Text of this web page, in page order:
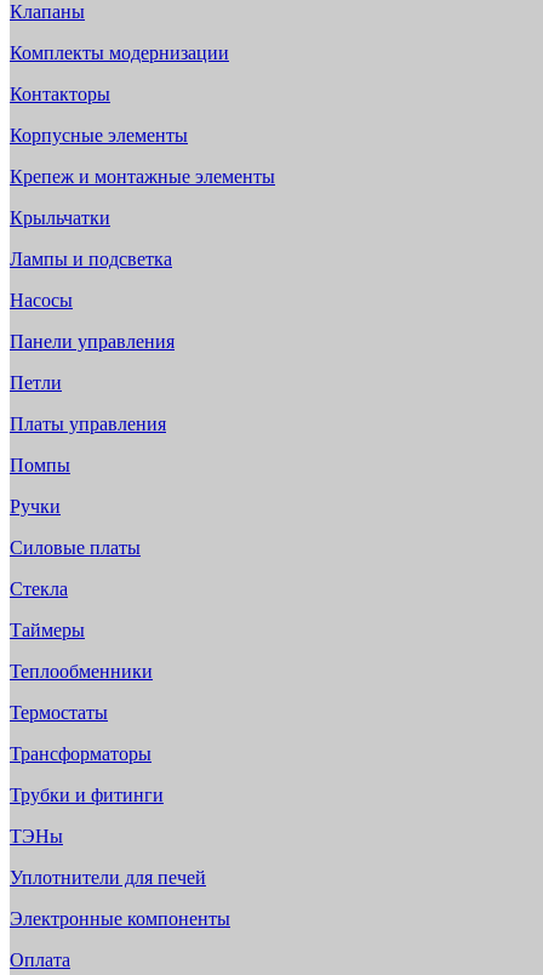
Клапаны
Комплекты модернизации
Контакторы
Корпусные элементы
Крепеж и монтажные элементы
Крыльчатки
Лампы и подсветка
Насосы
Панели управления
Петли
Платы управления
Помпы
Ручки
Силовые платы
Стекла
Таймеры
Теплообменники
Термостаты
Трансформаторы
Трубки и фитинги
ТЭНы
Уплотнители для печей
Электронные компоненты
Оплата